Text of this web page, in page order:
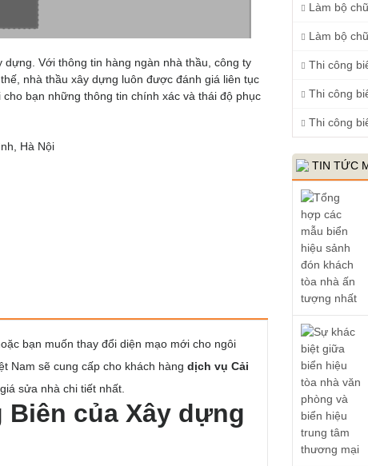
Với thông tin hàng ngàn nhà thầu, công ty
nhà thầu xây dựng luôn được đánh giá liên tục
bạn những thông tin chính xác và thái độ phục
Hà Nội
bạn muốn thay đổi diện mạo mới cho ngôi
Nam sẽ cung cấp cho khách hàng dịch vụ Cải
sửa nhà chi tiết nhất.
của Xây dựng
Làm bộ
Làm bộ
Thi công
Thi công
Thi công
TIN TỨC